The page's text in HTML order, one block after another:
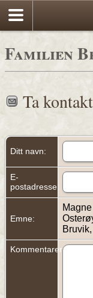
Familien
Ta kontakt
Ditt navn:
E-
postadresse:
Emne:
Kommentarer: